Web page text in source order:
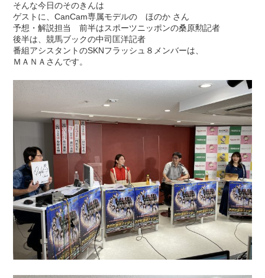
そんな今日のそのきんは
ゲストに、CanCam専属モデルの ほのか さん
予想・解説担当 前半はスポーツニッポンの桑原勲記者
後半は、競馬ブックの中司匡洋記者
番組アシスタントのSKNフラッシュ８メンバーは、
ＭＡＮＡさんです。